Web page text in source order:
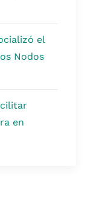
el
Nodos
en